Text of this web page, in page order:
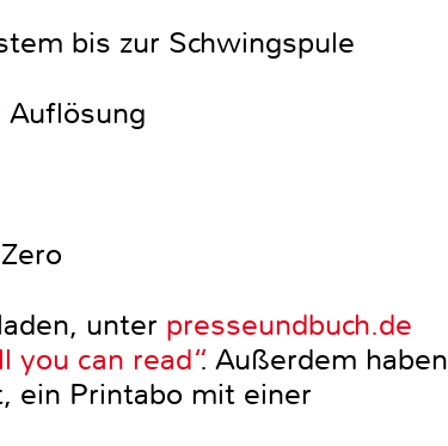
bis zur Schwingspule
Auflösung
unter presseundbuch.de
you can read“. Außerdem haben
ein Printabo mit einer